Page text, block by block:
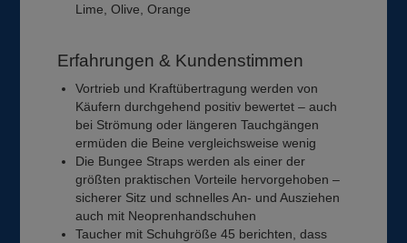
Lime, Olive, Orange
Erfahrungen & Kundenstimmen
Vortrieb und Kraftübertragung werden von
Käufern durchgehend positiv bewertet – auch
bei Strömung oder längeren Tauchgängen
ermüden die Beine vergleichsweise wenig
Die Bungee Straps werden als einer der
größten praktischen Vorteile hervorgehoben –
sicherer Sitz und schnelles An- und Ausziehen
auch mit Neoprenhandschuhen
Taucher mit Schuhgröße 45 berichten, dass